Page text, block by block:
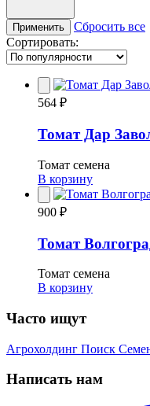
Применить
Сбросить все
Сортировать:
564 ₽
Томат Дар
Томат семена
В корзину
900 ₽
Томат
Томат семена
В корзину
Часто ищут
Агрохолдинг Поиск
Написать нам